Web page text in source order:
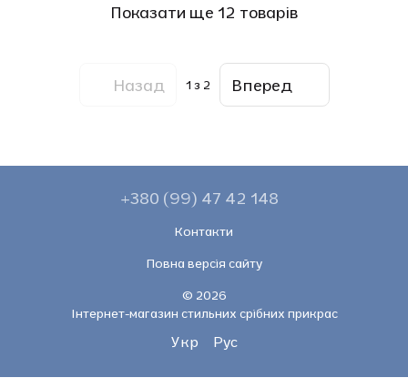
Показати ще 12 товарів
Назад 1 з 2 Вперед
+380 (99) 47 42 148
Контакти
Повна версія сайту
© 2026
Інтернет-магазин стильних срібних прикрас
Укр Рус